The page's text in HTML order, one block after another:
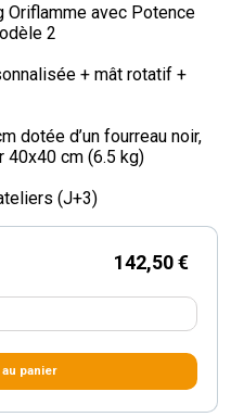
Oriflamme avec Potence
2
+ mât rotatif +
dotée d’un fourreau noir,
40x40 cm (6.5 kg)
(J+3)
142,50 €
panier